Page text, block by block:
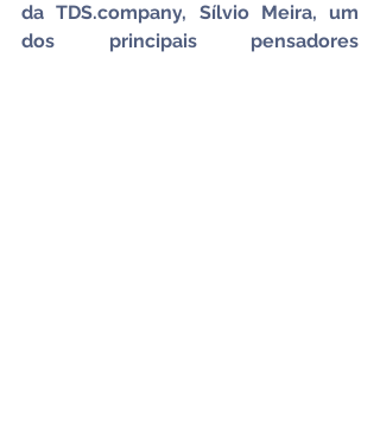
da TDS.company, Sílvio Meira, um
dos principais pensadores